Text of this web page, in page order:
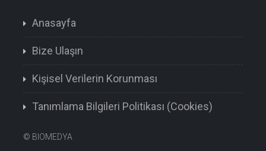
Anasayfa
Bize Ulaşın
Kişisel Verilerin Korunması
Tanımlama Bilgileri Politikası (Cookies)
© BIOMEDYA